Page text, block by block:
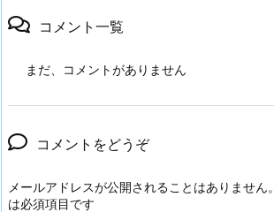
コメント一覧
まだ、コメントがありません
コメントをどうぞ
メールアドレスが公開されることはありません。
は必須項目です